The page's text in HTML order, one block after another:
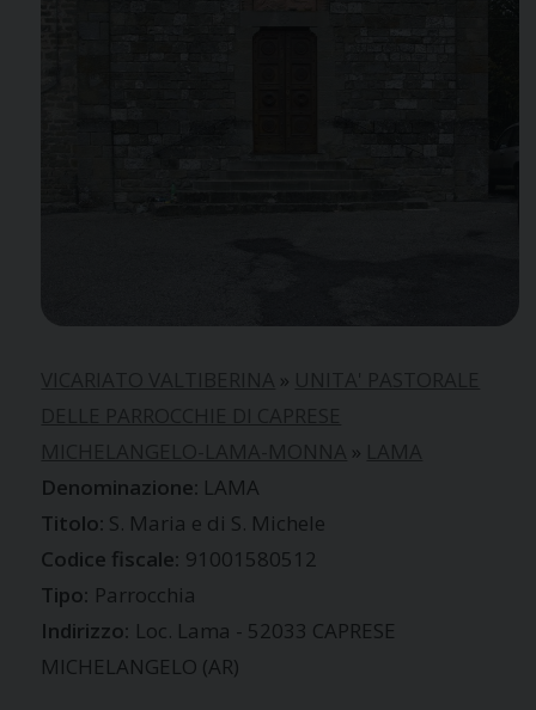
»
»
LAMA
S. Maria e di S. Michele
Codice fiscale: 91001580512
Tipo: Parrocchia
Indirizzo: Loc. Lama - 52033 CAPRESE
MICHELANGELO (AR)